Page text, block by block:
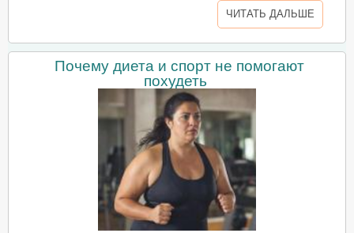
ЧИТАТЬ ДАЛЬШЕ
Почему диета и спорт не помогают
похудеть